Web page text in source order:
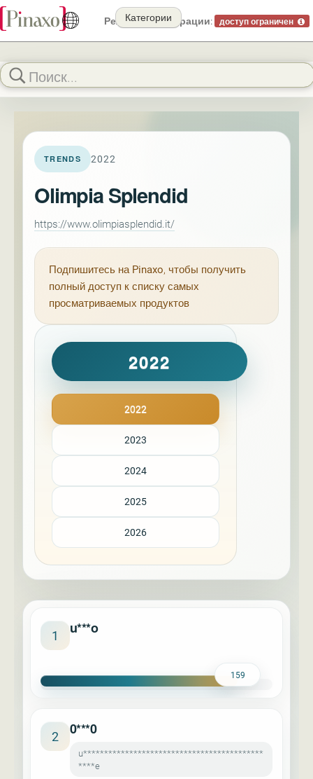
Режим демонстрации: доступ ограничен
Категории
TRENDS 2022
Olimpia Splendid
https://www.olimpiasplendid.it/
Подпишитесь на Pinaxo, чтобы получить
полный доступ к списку самых
просматриваемых продуктов
2022
2022
2023
2024
2025
2026
1 u***o
159
2 0***0
u*******************************************
****e